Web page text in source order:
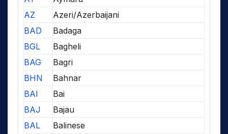
AZ
Azeri/Azerbaijani
BAD
Badaga
BGL
Bagheli
BAG
Bagri
BHN
Bahnar
BAI
Bai
BAJ
Bajau
BAL
Balinese